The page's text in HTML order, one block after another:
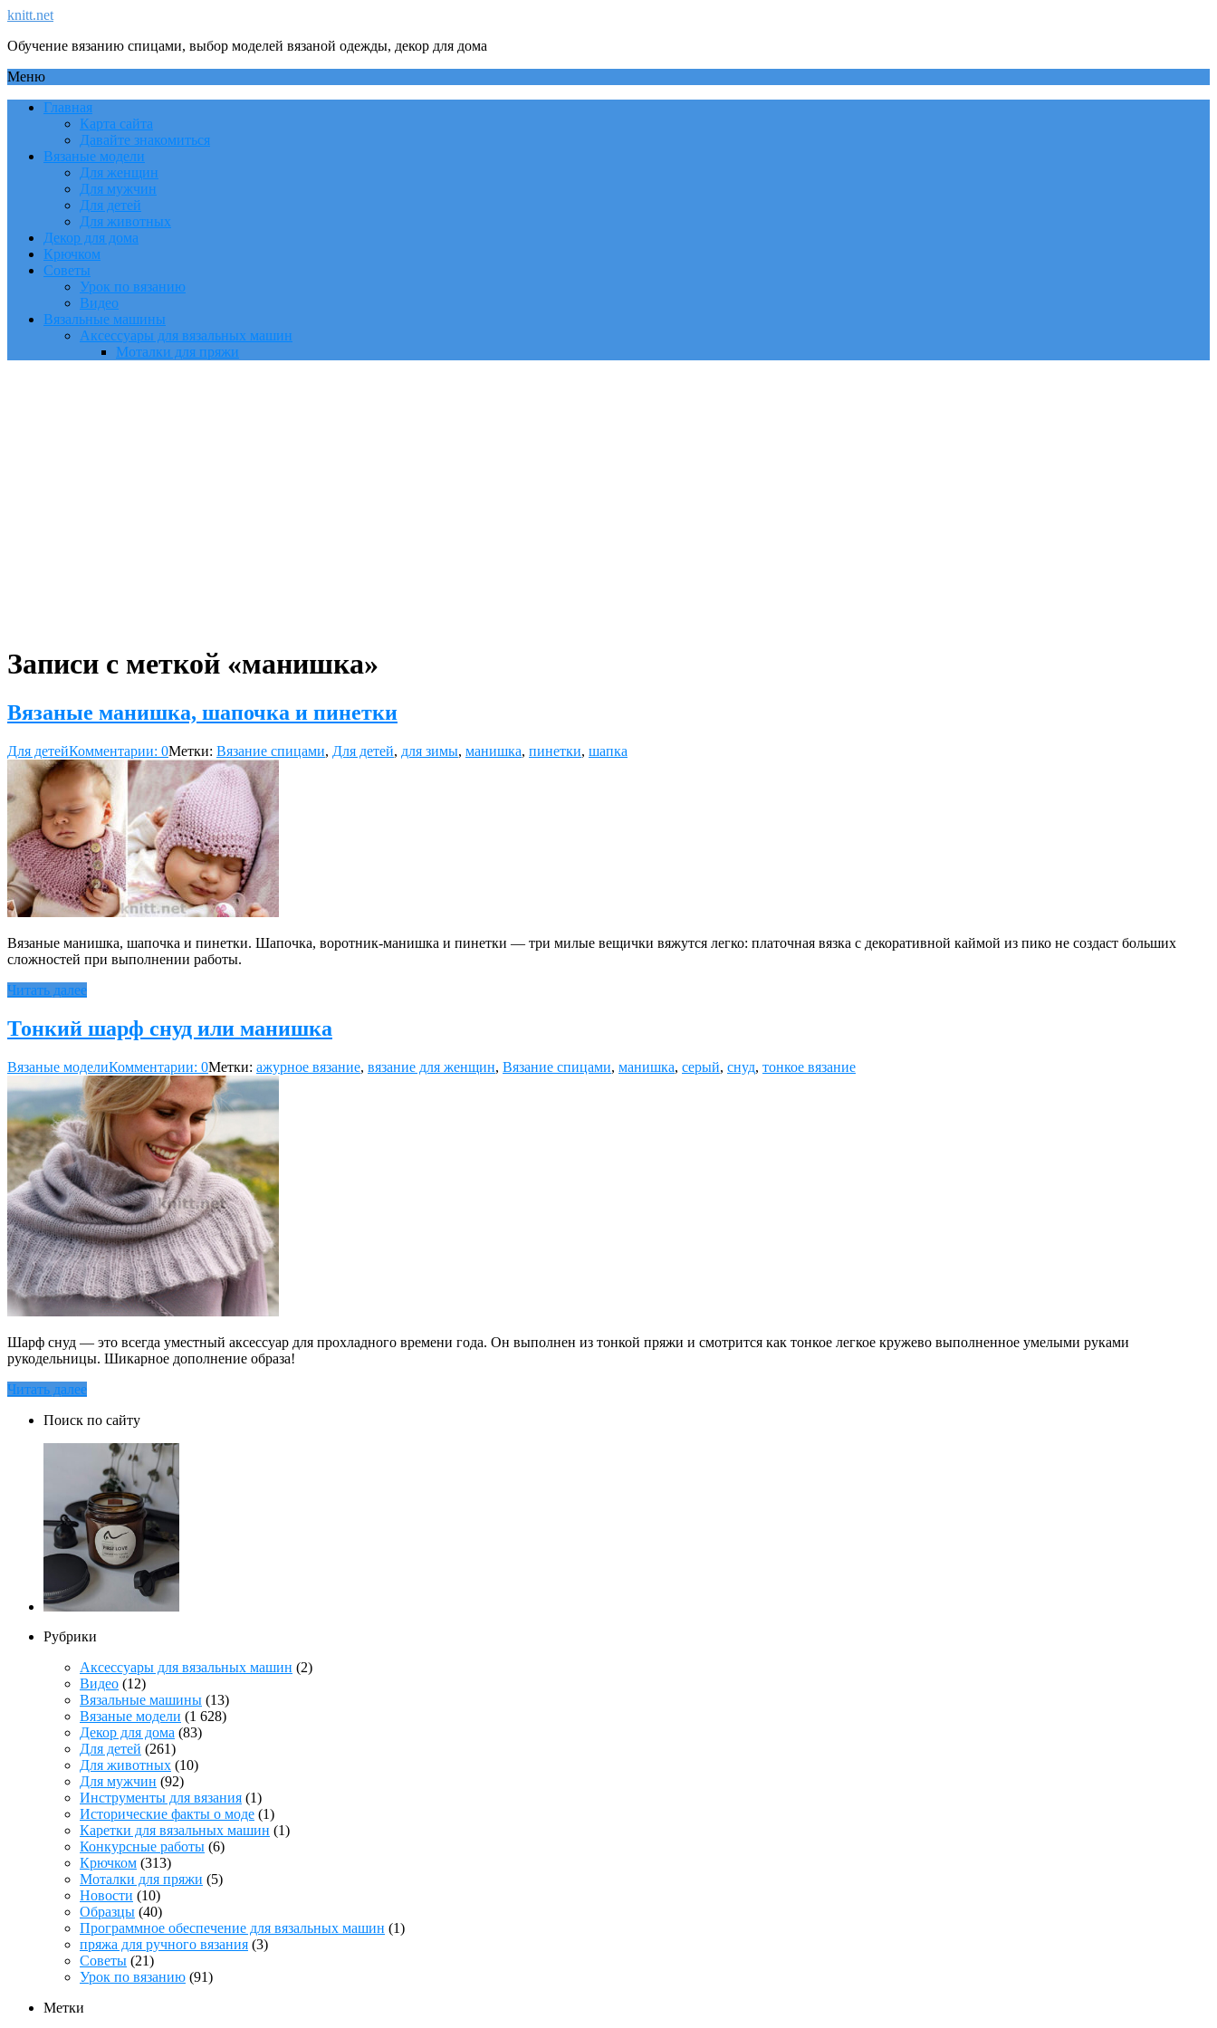
knitt.net
Обучение вязанию спицами, выбор моделей вязаной одежды, декор для дома
Меню
Главная
Карта сайта
Давайте знакомиться
Вязаные модели
Для женщин
Для мужчин
Для детей
Для животных
Декор для дома
Крючком
Советы
Урок по вязанию
Видео
Вязальные машины
Аксессуары для вязальных машин
Моталки для пряжи
Записи с меткой «манишка»
Вязаные манишка, шапочка и пинетки
Для детейКомментарии: 0Метки: Вязание спицами, Для детей, для зимы, манишка, пинетки, шапка
Вязаные манишка, шапочка и пинетки. Шапочка, воротник-манишка и пинетки — три милые вещички вяжутся легко: платочная вязка с декоративной каймой из пико не создаст больших
сложностей при выполнении работы.
Читать далее
Тонкий шарф снуд или манишка
Вязаные моделиКомментарии: 0Метки: ажурное вязание, вязание для женщин, Вязание спицами, манишка, серый, снуд, тонкое вязание
Шарф снуд — это всегда уместный аксессуар для прохладного времени года. Он выполнен из тонкой пряжи и смотрится как тонкое легкое кружево выполненное умелыми руками
рукодельницы. Шикарное дополнение образа!
Читать далее
Поиск по сайту
Рубрики
Аксессуары для вязальных машин (2)
Видео (12)
Вязальные машины (13)
Вязаные модели (1 628)
Декор для дома (83)
Для детей (261)
Для животных (10)
Для мужчин (92)
Инструменты для вязания (1)
Исторические факты о моде (1)
Каретки для вязальных машин (1)
Конкурсные работы (6)
Крючком (313)
Моталки для пряжи (5)
Новости (10)
Образцы (40)
Программное обеспечение для вязальных машин (1)
пряжа для ручного вязания (3)
Советы (21)
Урок по вязанию (91)
Метки